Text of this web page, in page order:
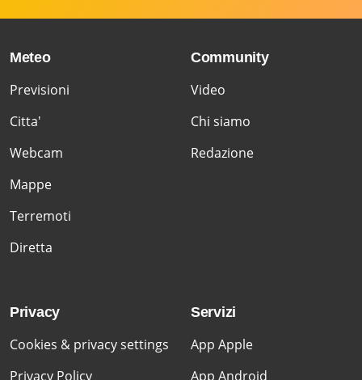
Meteo
Previsioni
Citta'
Webcam
Mappe
Terremoti
Diretta
Community
Video
Chi siamo
Redazione
Privacy
Cookies & privacy settings
Privacy Policy
Servizi
App Apple
App Android